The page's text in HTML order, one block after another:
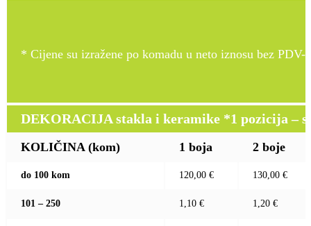
* Cijene su izražene po komadu u neto iznosu bez PDV-
DEKORACIJA stakla i keramike *1 pozicija –
KOLIČINA (kom) 1 boja 2 boje
do 100 kom 120,00 € 130,00 €
101 – 250 1,10 € 1,20 €